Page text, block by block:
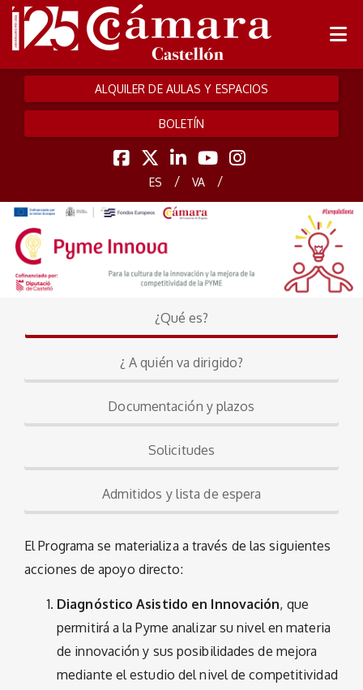
ALQUILER DE AULAS Y ESPACIOS
BOLETÍN
ES / VA /
¿Qué es?
¿ A quién va dirigido?
Documentación y plazos
Solicitudes
Admitidos y lista de espera
El Programa se materializa a través de las siguientes
acciones de apoyo directo:
Diagnóstico Asistido en Innovación, que
permitirá a la Pyme analizar su nivel en materia
de innovación y sus posibilidades de mejora
mediante el estudio del nivel de competitividad